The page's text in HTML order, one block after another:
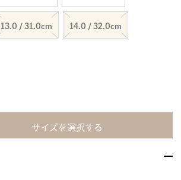
13.0 / 31.0cm 14.0 / 32.0cm
サイズを選択する